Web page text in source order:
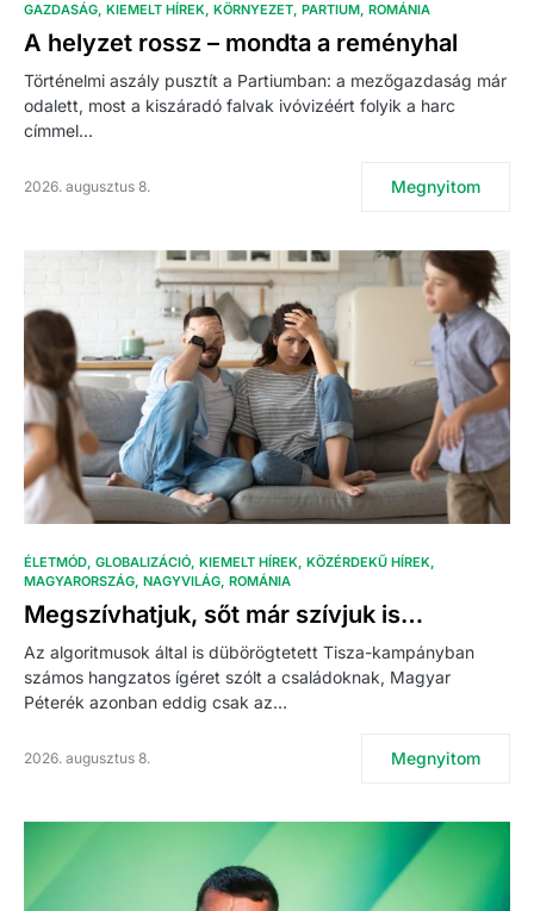
GAZDASÁG KIEMELT HÍREK KÖRNYEZET PARTIUM ROMÁNIA
A helyzet rossz – mondta a reményhal
Történelmi aszály pusztít a Partiumban: a mezőgazdaság már
odalett, most a kiszáradó falvak ivóvizéért folyik a harc
címmel…
2026. augusztus 8. Megnyitom
ÉLETMÓD GLOBALIZÁCIÓ KIEMELT HÍREK KÖZÉRDEKŰ HÍREK
MAGYARORSZÁG NAGYVILÁG ROMÁNIA
Megszívhatjuk, sőt már szívjuk is…
Az algoritmusok által is dübörögtetett Tisza-kampányban
számos hangzatos ígéret szólt a családoknak, Magyar
Péterék azonban eddig csak az…
2026. augusztus 8. Megnyitom